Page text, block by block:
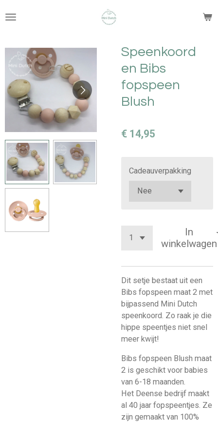
direct
hoofdinhoud
Speenkoord
en Bibs
fopspeen
Blush
€ 14,95
Cadeauverpakking
In
winkelwagen
Dit setje bestaat uit een
Bibs fopspeen maat 2 met
bijpassend Mini Dutch
speenkoord. Zo raak je die
hippe speentjes niet snel
meer kwijt!
Bibs fopspeen Blush maat
2 is geschikt voor babies
van 6-18 maanden.
Het Deense bedrijf maakt
al 40 jaar fopspeentjes. Ze
zijn gemaakt van 100%